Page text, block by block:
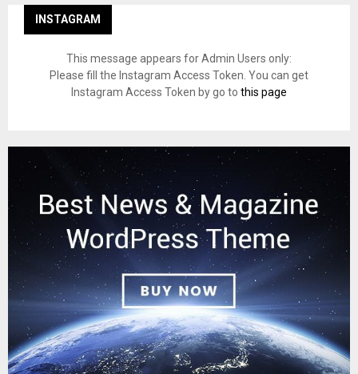
INSTAGRAM
This message appears for Admin Users only:
Please fill the Instagram Access Token. You can get
Instagram Access Token by go to this page